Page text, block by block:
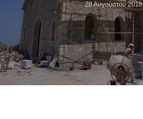
28 Αυγούστου 2018